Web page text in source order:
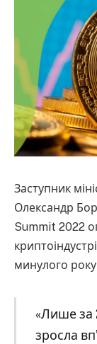
Заступник
Олександр
Summit 2022
минулого року
«Лише за
зросла